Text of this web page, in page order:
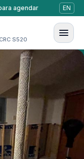
agendar EN
S520